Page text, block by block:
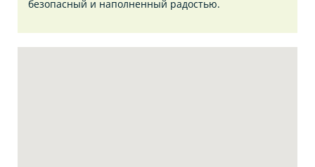
безопасный и наполненный радостью.